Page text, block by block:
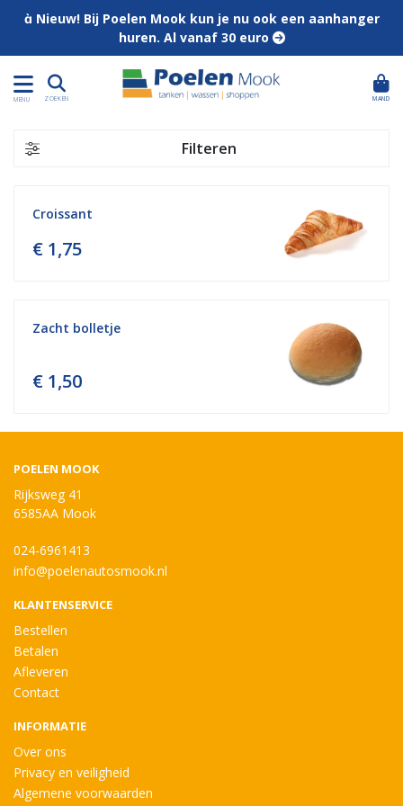
 Nieuw! Bij Poelen Mook kun je nu ook een aanhanger
huren. Al vanaf 30 euro 
MENU ZOEKEN MAND
Filteren
Croissant
€ 1,75
Zacht bolletje
€ 1,50
POELEN MOOK
Rijksweg 41
6585AA Mook
024-6961413
info@poelenautosmook.nl
KLANTENSERVICE
Bestellen
Betalen
Afleveren
Contact
INFORMATIE
Over ons
Privacy en veiligheid
Algemene voorwaarden